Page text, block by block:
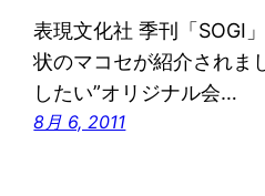
表現文化社 季刊「SOGI
状のマコセが紹介されま
したい”オリジナル会…
8月 6, 2011